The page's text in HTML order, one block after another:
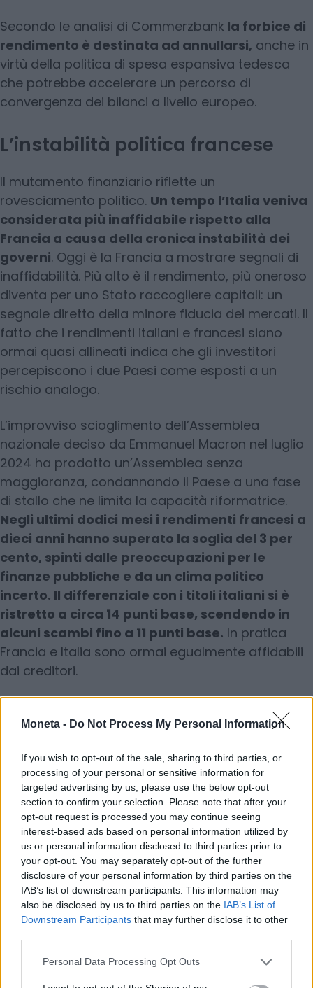
Moneta - Do Not Process My Personal Information
If you wish to opt-out of the sale, sharing to third parties, or
processing of your personal or sensitive information for
targeted advertising by us, please use the below opt-out
section to confirm your selection. Please note that after your
opt-out request is processed you may continue seeing
interest-based ads based on personal information utilized by
us or personal information disclosed to third parties prior to
your opt-out. You may separately opt-out of the further
disclosure of your personal information by third parties on the
IAB’s list of downstream participants. This information may
also be disclosed by us to third parties on the IAB’s List of
Downstream Participants that may further disclose it to other
Personal Data Processing Opt Outs
Secondo le analisi di Commerzbank la forbice di
rendimento è destinata ad annullarsi, anche in
virtù della politica di spesa espansiva tedesca
che potrebbe accelerare un percorso di
convergenza dei bilanci a livello europeo.
L’instabilità politica francese
Il mutamento finanziario riflette un
rovesciamento politico. Un tempo l’Italia veniva
considerata più inaffidabile rispetto alla
Francia a causa della cronica instabilità dei
governi. Oggi è la Francia a mostrare segnali di
inaffidabilità. Più alto è il rendimento, più oneroso
diventa per uno Stato raccogliere capitali: un
segnale diretto della minore fiducia dei mercati. Il
fatto che i rendimenti italiani e francesi siano
ormai quasi allineati indica che gli investitori
percepiscono i due Paesi come esposti a un
rischio analogo.
L’improvviso scioglimento dell’Assemblea
nazionale deciso da Emmanuel Macron nel luglio
2024 ha prodotto un’Assemblea senza
maggioranza, condannando il Paese a una fase
di stallo che ne limita la capacità riformatrice.
Negli ultimi dodici mesi i rendimenti francesi a
dieci anni hanno superato la soglia del 3 per
cento, spinti dalle preoccupazioni per le
finanze pubbliche e da un clima politico
incerto. Il differenziale con i titoli italiani si è
ristretto a circa 14 punti base, scendendo in
alcuni scambi fino a 11 punti base. In pratica
Francia e Italia sono ormai egualmente affidabili
dai creditori.
La Francia, a lungo considerata tra i debitori più
deterioramento creditizio, mentre l’Italia, pur
gravata da un debito vicino al 140% del Pil,
beneficia della disciplina fiscale e di una stabilità
di governo inedita.
Leggi anche:
Italia-Francia alla guerra dell’atomo con
Newcleo
Spread Btp-Bund può scendere ancora. PIzzoli